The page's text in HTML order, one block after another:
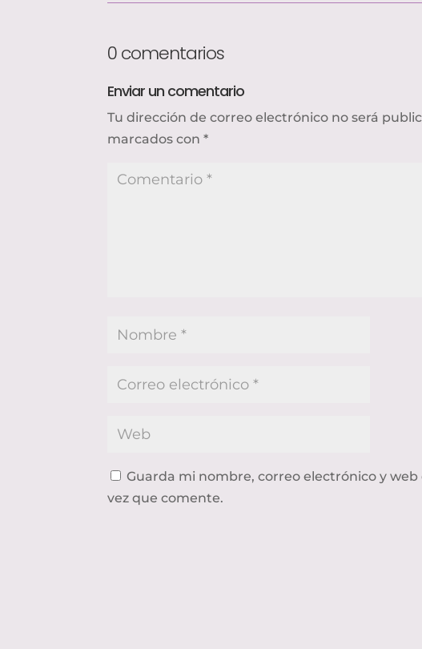
0 comentarios
Enviar un comentario
Tu dirección de correo electrónico no será
marcados con*
Guarda mi nombre, correo electrónico y
vez que comente.